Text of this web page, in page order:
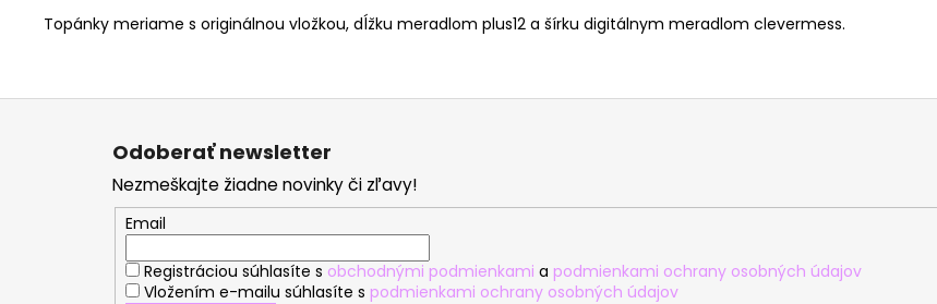
Topánky meriame s originálnou vložkou, dĺžku meradlom plus12 a šírku digitálnym meradlom clevermess.
Z
Odoberať newsletter
Nezmeškajte žiadne novinky či zľavy!
Email
Registráciou súhlasíte s obchodnými podmienkami a podmienkami ochrany osobných údajov
Vložením e-mailu súhlasíte s podmienkami ochrany osobných údajov